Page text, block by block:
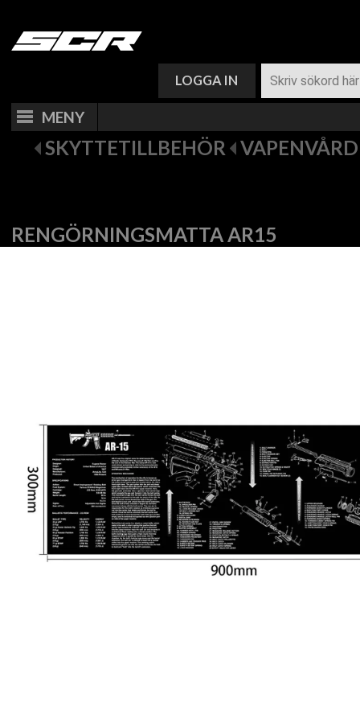
LOGGA IN
MENY
SKYTTETILLBEHÖR
RENGÖRNINGSMATTA AR15